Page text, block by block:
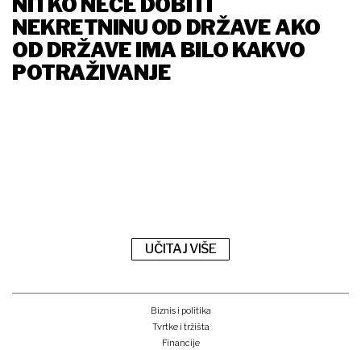
NITKO NEĆE DOBITI
NEKRETNINU OD DRŽAVE AKO
OD DRŽAVE IMA BILO KAKVO
POTRAŽIVANJE
UČITAJ VIŠE
Biznis i politika
Tvrtke i tržišta
Financije